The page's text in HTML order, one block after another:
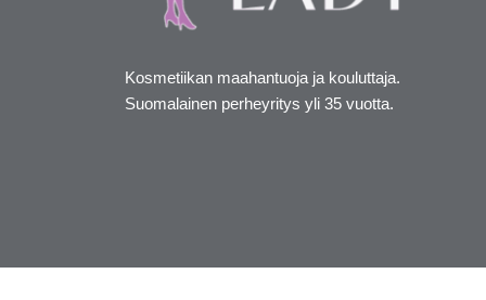
Kosmetiikan maahantuoja ja kouluttaja.
Suomalainen perheyritys yli 35 vuotta.